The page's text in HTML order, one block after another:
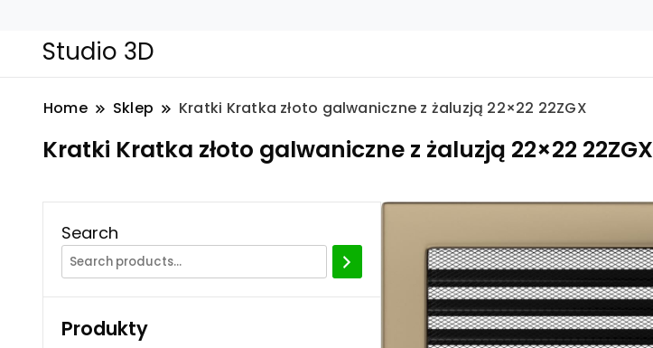
Studio 3D
Home Sklep Kratki Kratka złoto galwaniczne z żaluzją 22×22 22ZGX
Kratki Kratka złoto galwaniczne z żaluzją 22×22 22ZGX
Search
Produkty